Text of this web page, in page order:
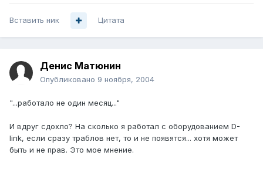
Вставить ник Цитата
Денис Матюнин
Опубликовано 9 ноября, 2004
"...работало не один месяц..."
И вдруг сдохло? На сколько я работал с оборудованием D-
link, если сразу траблов нет, то и не появятся... хотя может
быть и не прав. Это мое мнение.